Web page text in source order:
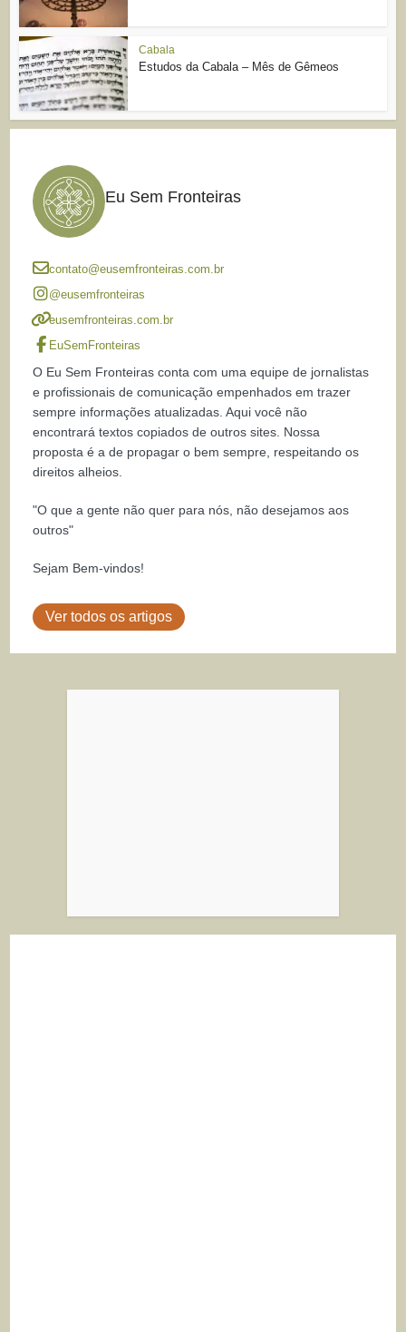
Cabala
Estudos da Cabala – Mês de Gêmeos
Eu Sem Fronteiras
contato@eusemfronteiras.com.br
@eusemfronteiras
eusemfronteiras.com.br
EuSemFronteiras
O Eu Sem Fronteiras conta com uma equipe de jornalistas
e profissionais de comunicação empenhados em trazer
sempre informações atualizadas. Aqui você não
encontrará textos copiados de outros sites. Nossa
proposta é a de propagar o bem sempre, respeitando os
direitos alheios.
"O que a gente não quer para nós, não desejamos aos
outros"
Sejam Bem-vindos!
Ver todos os artigos